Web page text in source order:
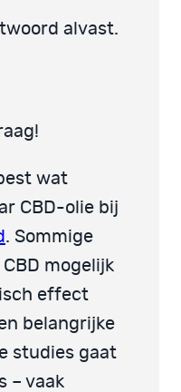
alvast.
wat
CBD-olie bij
. Sommige
mogelijk
effect
belangrijke
studies gaat
– vaak